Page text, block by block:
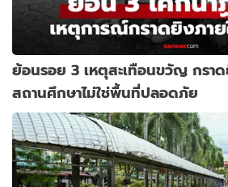
ย้อนรอย 3 เหตุสะเทือนขวัญ กราด
สถานศึกษาไม่ใช่พื้นที่ปลอดภัย